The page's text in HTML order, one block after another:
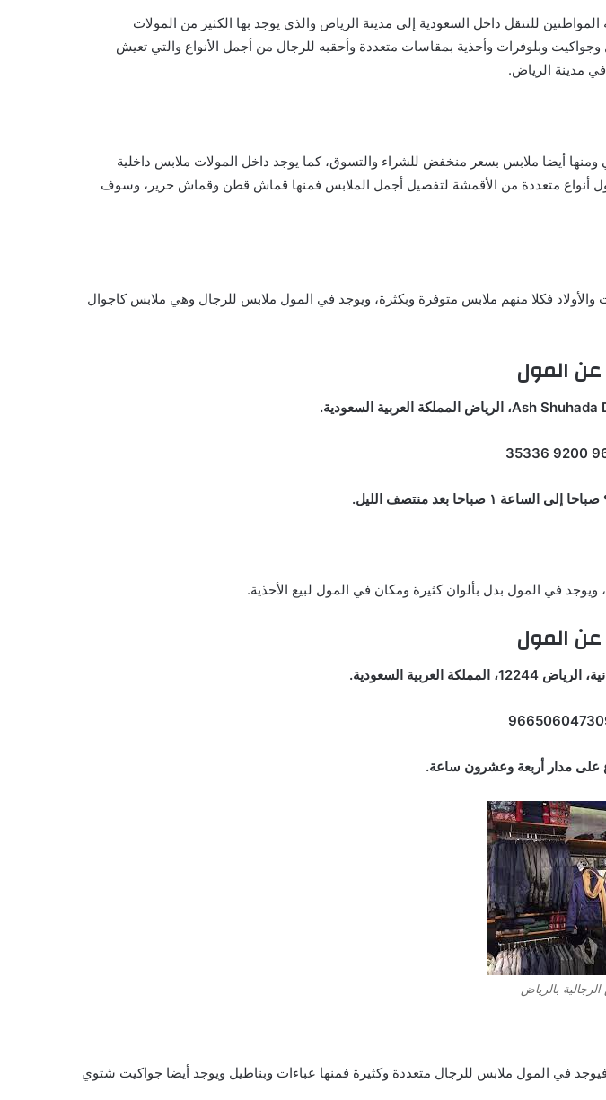
للتنقل داخل السعودية إلى مدينة الرياض والذي يوجد بها الكثير من المولات
وبلوفرات وأحذية بمقاسات متعددة وأحقبه للرجال من أجمل الأنواع والتي تعيش
مدينة الرياض.
أيضا ملابس بسعر منخفض للشراء والتسوق، كما يوجد داخل المولات ملابس داخلية
أنواع متعددة من الأقمشة لتفصيل أجمل الملابس فمنها قماش قطن وقماش حرير، وسوف
فكلا منهم ملابس متوفرة وبكثرة، ويوجد في المول ملابس للرجال وهي ملابس كاجوال
المول
في المول بدل بألوان كثيرة ومكان في المول لبيع الأحذية.
المول
على مدار أربعة وعشرون ساعة.
في المول ملابس للرجال متعددة وكثيرة فمنها عباءات وبناطيل ويوجد أيضا جواكيت شتوي